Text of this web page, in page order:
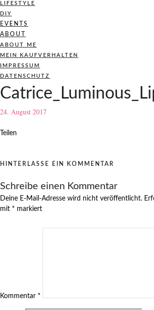
LIFESTYLE
DIY
EVENTS
ABOUT
ABOUT ME
MEIN KAUFVERHALTEN
IMPRESSUM
DATENSCHUTZ
24. August 2017
Teilen
HINTERLASSE EIN KOMMENTAR
Schreibe einen Kommentar
Deine E-Mail-Adresse wird nicht veröffentlicht.
mit * markiert
Kommentar *